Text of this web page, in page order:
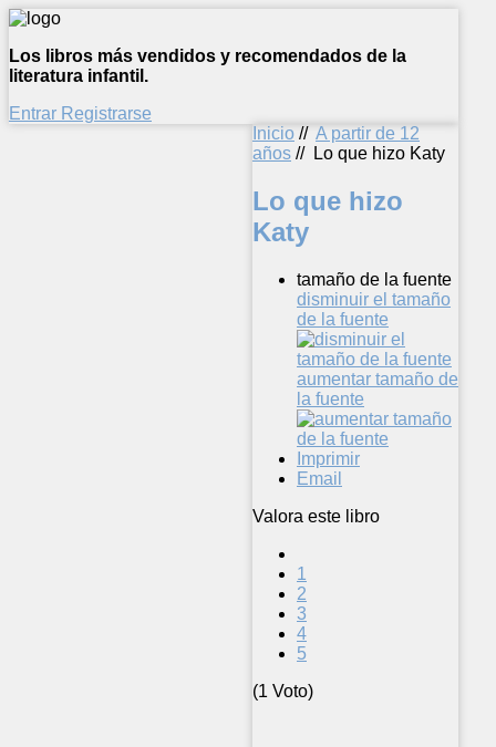
Los libros más vendidos y recomendados de la
literatura infantil.
Entrar Registrarse
Inicio // A partir de 12
años // Lo que hizo Katy
Lo que hizo
Katy
tamaño de la fuente
disminuir el tamaño
de la fuente
aumentar tamaño de
la fuente
Imprimir
Email
Valora este libro
1
2
3
4
5
(1 Voto)